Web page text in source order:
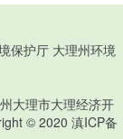
保护厅 大理州环境
大理市大理经济开
© 2020 滇ICP备